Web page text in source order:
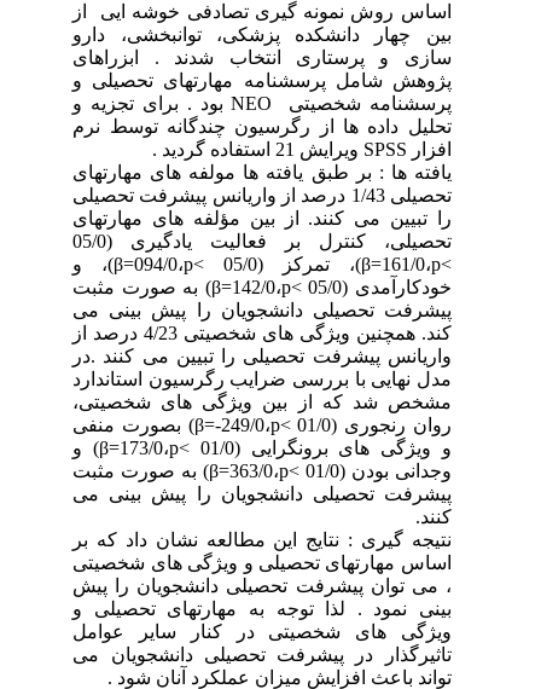
اساس روش نمونه گیری تصادفی خوشه ایی از
بین چهار دانشکده پزشکی، توانبخشی، دارو
سازی و پرستاری انتخاب شدند . ابزراهای
پژوهش شامل پرسشنامه مهارتهای تحصیلی و
پرسشنامه شخصیتی NEOبود . برای تجزیه و
تحلیل داده ها از رگرسیون چندگانه توسط نرم
افزار SPSSویرایش 21 استفاده گردید .
یافته ها : بر طبق یافته ها مولفه های مهارتهای
تحصیلی 1/43 درصد از واریانس پیشرفت تحصیلی
را تبیین می کنند. از بین مؤلفه های مهارتهای
تحصیلی، کنترل بر فعالیت یادگیری (05/0
p<،161/0=β)، تمرکز (05/0 p<
،094/0=β)، و
خودکارآمدی (05/0
p<
،142/0=β) به صورت مثبت
پیشرفت تحصیلی دانشجویان را پیش بینی می
کند. همچنین ویژگی های شخصیتی 4/23 درصد از
واریانس پیشرفت تحصیلی را تبیین می کنند .در
مدل نهایی با بررسی ضرایب رگرسیون استاندارد
مشخص شد که از بین ویژگی های شخصیتی،
روان رنجوری (01/0
p<
،249/0-=β) بصورت منفی
و ویژگی های برونگرایی (01/0
p<
،173/0=β) و
وجدانی بودن (01/0
p<
،363/0=β) به صورت مثبت
پیشرفت تحصیلی دانشجویان را پیش بینی می
کنند.
نتیجه گیری : نتایج این مطالعه نشان داد که بر
اساس مهارتهای تحصیلی و ویژگی های شخصیتی
، می توان پیشرفت تحصیلی دانشجویان را پیش
بینی نمود . لذا توجه به مهارتهای تحصیلی و
ویژگی های شخصیتی در کنار سایر عوامل
تاثیرگذار در پیشرفت تحصیلی دانشجویان می
تواند باعث افزایش میزان عملکرد آنان شود .